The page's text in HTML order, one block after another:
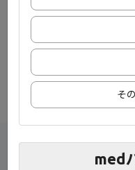
動画の内容はこちらのPDF
新着コンテン
そ
med